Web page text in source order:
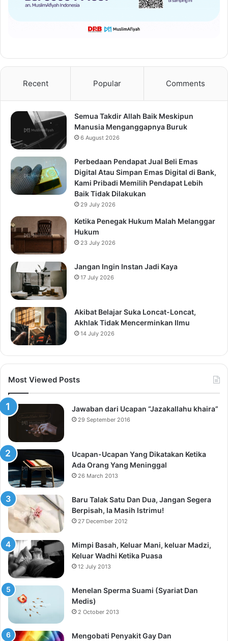
Recent Popular Comments
Semua Takdir Allah Baik Meskipun
Manusia Menganggapnya Buruk
6 August 2026
Perbedaan Pendapat Jual Beli Emas
Digital Atau Simpan Emas Digital di Bank,
Kami Pribadi Memilih Pendapat Lebih
Baik Tidak Dilakukan
29 July 2026
Ketika Penegak Hukum Malah Melanggar
Hukum
23 July 2026
Jangan Ingin Instan Jadi Kaya
17 July 2026
Akibat Belajar Suka Loncat-Loncat,
Akhlak Tidak Mencerminkan Ilmu
14 July 2026
Most Viewed Posts
Jawaban dari Ucapan “Jazakallahu khaira”
29 September 2016
Ucapan-Ucapan Yang Dikatakan Ketika
Ada Orang Yang Meninggal
26 March 2013
Baru Talak Satu Dan Dua, Jangan Segera
Berpisah, Ia Masih Istrimu!
27 December 2012
Mimpi Basah, Keluar Mani, keluar Madzi,
Keluar Wadhi Ketika Puasa
12 July 2013
Menelan Sperma Suami (Syariat Dan
Medis)
2 October 2013
Mengobati Penyakit Gay Dan